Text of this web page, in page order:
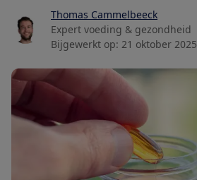
Thomas Cammelbeeck
Expert voeding & gezondheid
Bijgewerkt op: 21 oktober 2025